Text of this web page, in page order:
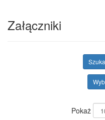
Załączniki
Pokaż